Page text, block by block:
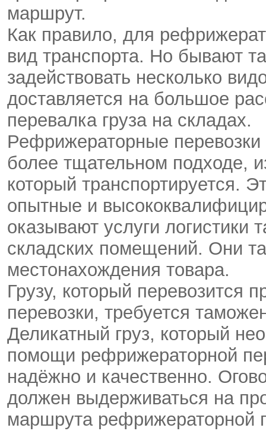
маршрут.
Как правило, для
вид транспорта. Но бывают
задействовать несколько
доставляется на большое
перевалка груза на складах.
Рефрижераторные
более тщательном подходе,
который транспортируется.
опытные и
оказывают услуги
складских помещений. Они
местонахождения товара.
Грузу, который
перевозки, требуется
Деликатный груз, который
помощи рефрижераторной
надёжно и качественно.
должен выдерживаться на
маршрута рефрижераторной